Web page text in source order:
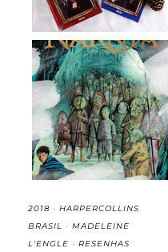
A Cadeira de Prata (As
Crônicas de ...
2018 · HARPERCOLLINS
BRASIL · MADELEINE
L'ENGLE · RESENHAS